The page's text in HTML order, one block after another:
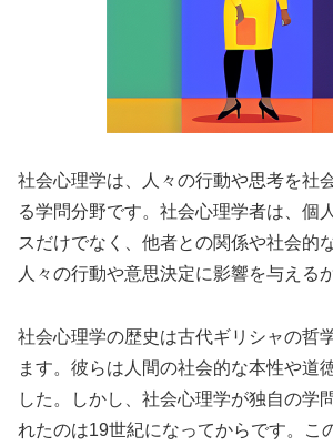
社会心理学は、人々の行動や思考を社
る学問分野です。社会心理学者は、個
スだけでなく、他者との関係や社会的
人々の行動や意思決定に影響を与える
社会心理学の歴史は古代ギリシャの哲
ます。彼らは人間の社会的な本性や道
した。しかし、社会心理学が独自の学
れたのは19世紀になってからです。こ